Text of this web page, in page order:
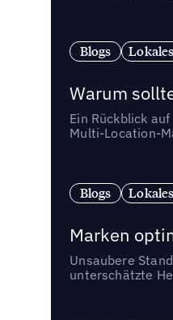
Blogs
Warum
Ein Rückblick
Multi-Location-
Blogs
Marken
Unsaubere
unterschätzte